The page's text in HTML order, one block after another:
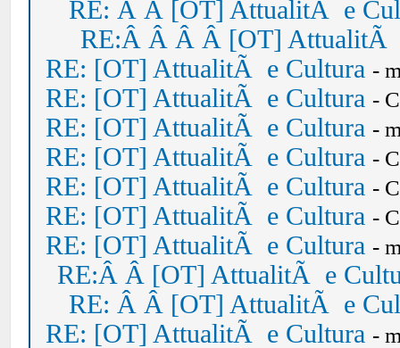
RE: Â Â [OT] AttualitÃ e
RE:Â Â Â Â [OT] AttualitÃ
RE: [OT] AttualitÃ e Cultura -
RE: [OT] AttualitÃ e Cultura -
RE: [OT] AttualitÃ e Cultura -
RE: [OT] AttualitÃ e Cultura -
RE: [OT] AttualitÃ e Cultura -
RE: [OT] AttualitÃ e Cultura -
RE: [OT] AttualitÃ e Cultura -
RE:Â Â [OT] AttualitÃ e
RE: Â Â [OT] AttualitÃ e
RE: [OT] AttualitÃ e Cultura -